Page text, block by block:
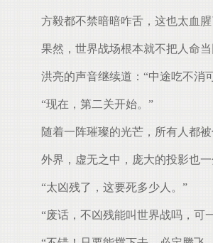
方毅都不禁暗暗咋舌，这也太血腥
果然，世界战场根本就不把人命当
洪亮的声音继续道：“中途吃不消
“现在，第二关开始。”
随着一阵璀璨的光芒，所有人都被
外界，虚无之中，庞大的投影也一
“太凶残了，这要死多少人。”
“废话，不凶残能叫世界战吗，可